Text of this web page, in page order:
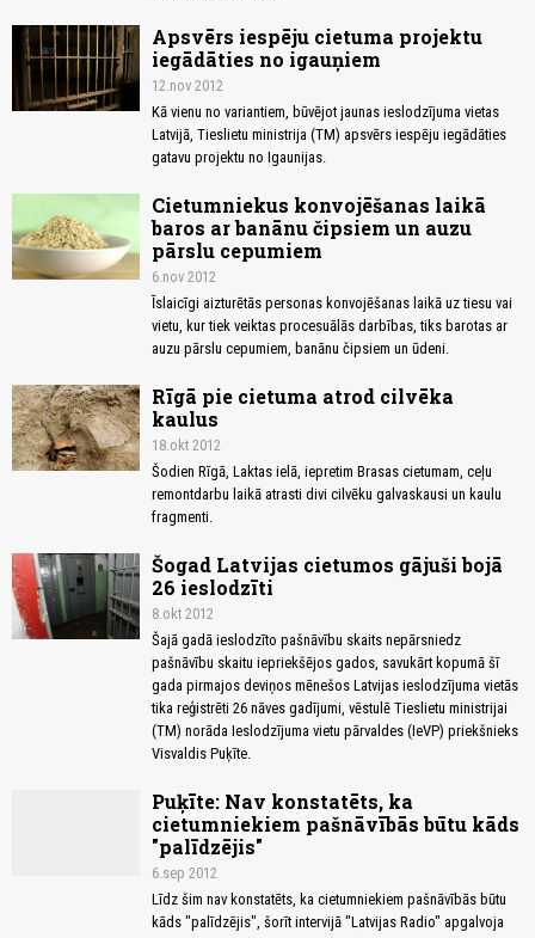
Apsvērs iespēju cietuma projektu
iegādāties no igauņiem
12.nov 2012
Kā vienu no variantiem, būvējot jaunas ieslodzījuma vietas
Latvijā, Tieslietu ministrija (TM) apsvērs iespēju iegādāties
gatavu projektu no Igaunijas.
Cietumniekus konvojēšanas laikā
baros ar banānu čipsiem un auzu
pārslu cepumiem
6.nov 2012
Īslaicīgi aizturētās personas konvojēšanas laikā uz tiesu vai
vietu, kur tiek veiktas procesuālās darbības, tiks barotas ar
auzu pārslu cepumiem, banānu čipsiem un ūdeni.
Rīgā pie cietuma atrod cilvēka
kaulus
18.okt 2012
Šodien Rīgā, Laktas ielā, iepretim Brasas cietumam, ceļu
remontdarbu laikā atrasti divi cilvēku galvaskausi un kaulu
fragmenti.
Šogad Latvijas cietumos gājuši bojā
26 ieslodzīti
8.okt 2012
Šajā gadā ieslodzīto pašnāvību skaits nepārsniedz
pašnāvību skaitu iepriekšējos gados, savukārt kopumā šī
gada pirmajos deviņos mēnešos Latvijas ieslodzījuma vietās
tika reģistrēti 26 nāves gadījumi, vēstulē Tieslietu ministrijai
(TM) norāda Ieslodzījuma vietu pārvaldes (IeVP) priekšnieks
Visvaldis Puķīte.
Puķīte: Nav konstatēts, ka
cietumniekiem pašnāvībās būtu kāds
"palīdzējis"
6.sep 2012
Līdz šim nav konstatēts, ka cietumniekiem pašnāvībās būtu
kāds "palīdzējis", šorīt intervijā "Latvijas Radio" apgalvoja